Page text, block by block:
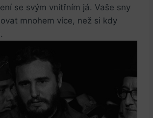
se svým vnitřním já. Vaše sny‍
mnohem více, než si kdy